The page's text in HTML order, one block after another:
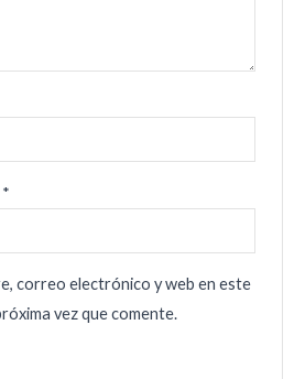
*
correo electrónico y web en este
vez que comente.